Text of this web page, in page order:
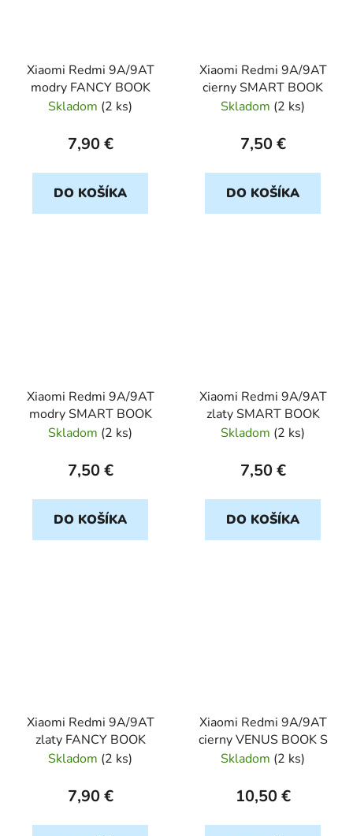
Xiaomi Redmi 9A/9AT
modry FANCY BOOK
Skladom (2 ks)
7,90 €
DO KOŠÍKA
Xiaomi Redmi 9A/9AT
cierny SMART BOOK
Skladom (2 ks)
7,50 €
DO KOŠÍKA
Xiaomi Redmi 9A/9AT
modry SMART BOOK
Skladom (2 ks)
7,50 €
DO KOŠÍKA
Xiaomi Redmi 9A/9AT
zlaty SMART BOOK
Skladom (2 ks)
7,50 €
DO KOŠÍKA
Xiaomi Redmi 9A/9AT
zlaty FANCY BOOK
Skladom (2 ks)
7,90 €
Xiaomi Redmi 9A/9AT
cierny VENUS BOOK S
Skladom (2 ks)
10,50 €